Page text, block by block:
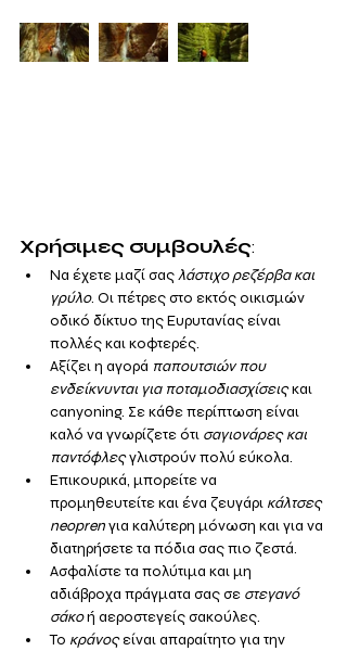
Χρήσιμες συμβουλές:
Να έχετε μαζί σας λάστιχο ρεζέρβα και
γρύλο. Οι πέτρες στο εκτός οικισμών
οδικό δίκτυο της Ευρυτανίας είναι
πολλές και κοφτερές.
Αξίζει η αγορά παπουτσιών που
ενδείκνυνται για ποταμοδιασχίσεις και
canyoning. Σε κάθε περίπτωση είναι
καλό να γνωρίζετε ότι σαγιονάρες και
παντόφλες γλιστρούν πολύ εύκολα.
Επικουρικά, μπορείτε να
προμηθευτείτε και ένα ζευγάρι κάλτσες
neopren για καλύτερη μόνωση και για να
διατηρήσετε τα πόδια σας πιο ζεστά.
Ασφαλίστε τα πολύτιμα και μη
αδιάβροχα πράγματα σας σε στεγανό
σάκο ή αεροστεγείς σακούλες.
Το κράνος είναι απαραίτητο για την